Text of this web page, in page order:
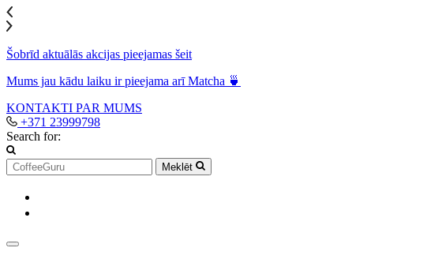
Šobrīd aktuālās akcijas pieejamas šeit
Mums jau kādu laiku ir pieejama arī Matcha 🍵
KONTAKTI PAR MUMS
+371 23999798
Search for:
Meklēt